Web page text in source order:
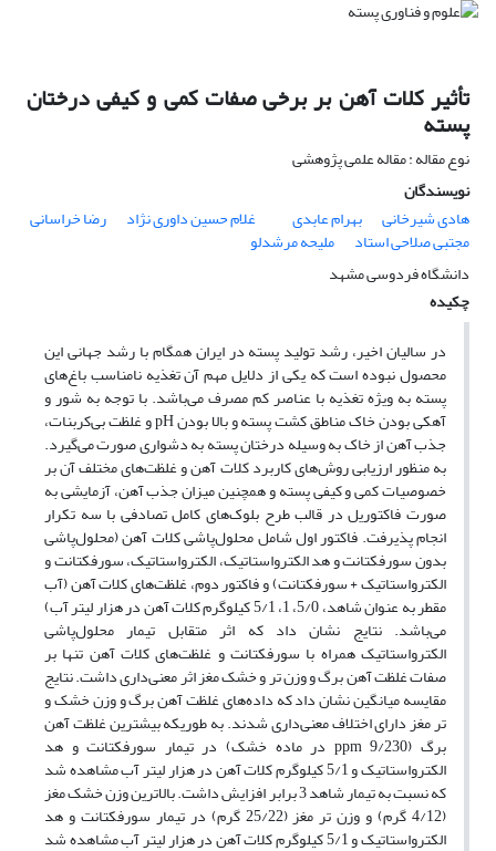
تأثیر کلات آهن بر برخی صفات کمی و کیفی درختان
پسته
نوع مقاله : مقاله علمی پژوهشی
نویسندگان
هادی شیرخانی
بهرام عابدی غلام حسین داوری نژاد رضا خراسانی
مجتبی صلاحی استاد
ملیحه مرشدلو
دانشگاه فردوسی مشهد
چکیده
در سالیان اخیر، رشد تولید پسته در ایران همگام با رشد جهانی این
محصول نبوده است که یکی از دلایل مهم آن تغذیه نامناسب باغ‌های
پسته به ویژه تغذیه با عناصر کم مصرف می‌باشد. با توجه به شور و
آهکی بودن خاک مناطق کشت پسته و بالا بودن pH و غلظت بی‌کربنات،
جذب آهن از خاک به وسیله درختان پسته به دشواری صورت می‌گیرد.
به منظور ارزیابی روش‌های کاربرد کلات آهن و غلظت‌های مختلف آن بر
خصوصیات کمی و کیفی پسته و همچنین میزان جذب آهن، آزمایشی به
صورت فاکتوریل در قالب طرح بلوک‌های کامل تصادفی با سه تکرار
انجام پذیرفت. فاکتور اول شامل محلول‌پاشی کلات آهن (محلول‌پاشی
بدون سورفکتانت و هد الکترواستاتیک، الکترواستاتیک، سورفکتانت و
الکترواستاتیک + سورفکتانت) و فاکتور دوم، غلظت‌های کلات آهن (آب
مقطر به عنوان شاهد، 5/0، 1، 5/1 کیلوگرم کلات آهن در هزار لیتر آب)
می‌باشد. نتایج نشان داد که اثر متقابل تیمار محلول‌پاشی
الکترواستاتیک همراه با سورفکتانت و غلظت‌های کلات آهن تنها بر
صفات غلظت آهن برگ و وزن تر و خشک مغز اثر معنی‌داری داشت. نتایج
مقایسه میانگین نشان داد که داده‌های غلظت آهن برگ و وزن خشک و
تر مغز دارای اختلاف معنی‌داری شدند. به طوریکه بیشترین غلظت آهن
برگ (9/230 ppm در ماده خشک) در تیمار سورفکتانت و هد
الکترواستاتیک و 5/1 کیلوگرم کلات آهن در هزار لیتر آب مشاهده شد
که نسبت به تیمار شاهد 3 برابر افزایش داشت. بالاترین وزن خشک مغز
(4/12 گرم) و وزن تر مغز (25/22 گرم) در تیمار سورفکتانت و هد
الکترواستاتیک و 5/1 کیلوگرم کلات آهن در هزار لیتر آب مشاهده شد